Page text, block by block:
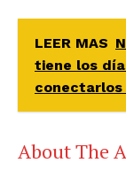
LEER MAS
tiene los
conectarlos
About The